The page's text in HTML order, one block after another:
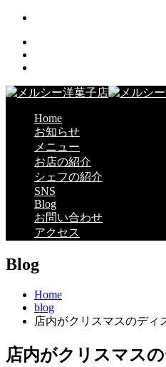
Home
お知らせ
メニュー
お店の紹介
シェフの紹介
SNS
Blog
お問い合わせ
アクセス
Blog
Home
blog
店内がクリスマスのディ
店内がクリスマス